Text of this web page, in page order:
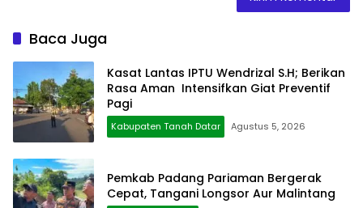
Baca Juga
Kasat Lantas IPTU Wendrizal S.H; Berikan
Rasa Aman Intensifkan Giat Preventif
Pagi
Kabupaten Tanah Datar Agustus 5, 2026
Pemkab Padang Pariaman Bergerak
Cepat, Tangani Longsor Aur Malintang